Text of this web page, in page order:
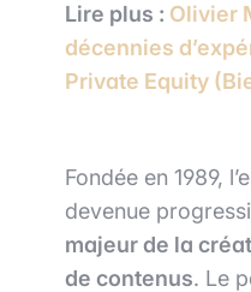
Lire plus : Olivier
décennies
Private Equity
Fondée en 1989,
devenue
majeur de la
de contenus. Le